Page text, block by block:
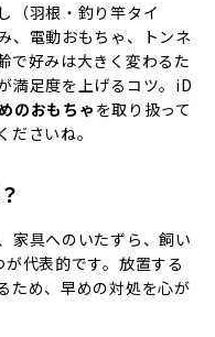
（羽根・釣り竿タイ
、電動おもちゃ、トンネ
で好みは大きく変わるた
満足度を上げるコツ。iD
のおもちゃ を取り扱って
さいね。
家具へのいたずら、飼い
代表的です。放置する
ため、早めの対処を心が